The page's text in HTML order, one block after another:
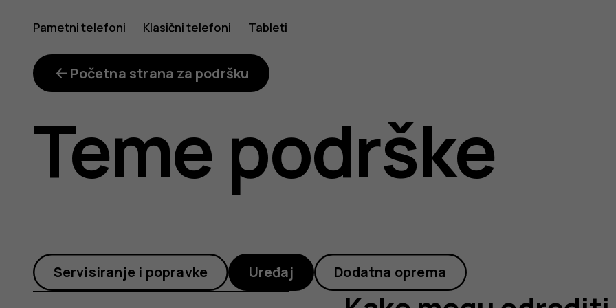
Kako
mogu
odrediti
osnovnu
Pametni telefoni Klasični telefoni Tableti
Početna strana za podršku
Teme podrške
Servisiranje i popravke Uređaj Dodatna oprema